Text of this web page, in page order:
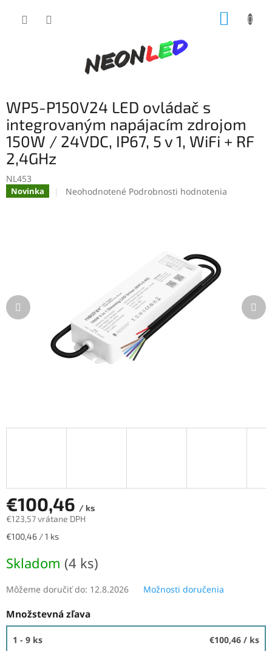
WP5-P150V24 LED ovládač s
integrovaným napájacím zdrojom
150W / 24VDC, IP67, 5 v 1, WiFi + RF
2,4GHz
NL453
Novinka
Priemerné
Neohodnotené Podrobnosti hodnotenia
€100,46 / ks
€123,57 vrátane DPH
Jednotková
€100,46 / 1 ks
Skladom (4 ks)
Môžeme doručiť do: 12.8.2026 Možnosti doručenia
Množstevná zľava
1 - 9 ks €100,46 / ks